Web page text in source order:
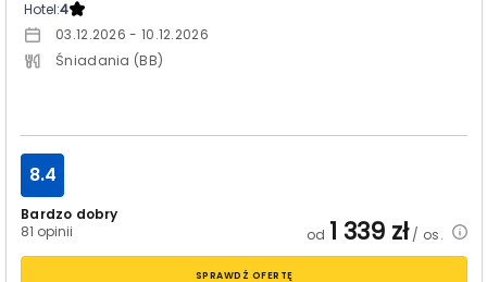
Hotel:4
03.12.2026 - 10.12.2026
Śniadania (BB)
Bardzo dobry
81 opinii
8.4
od 1 339 zł/ os.
SPRAWDŹ OFERTĘ